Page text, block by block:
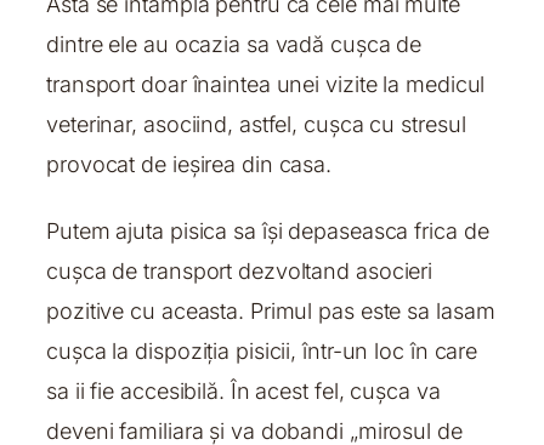
dintre ele au ocazia sa vadă cușca de
transport doar înaintea unei vizite la medicul
veterinar, asociind, astfel, cușca cu stresul
provocat de ieșirea din casa.
Putem ajuta pisica sa își depaseasca frica de
cușca de transport dezvoltand asocieri
pozitive cu aceasta. Primul pas este sa lasam
cușca la dispoziția pisicii, într-un loc în care
sa ii fie accesibilă. În acest fel, cușca va
deveni familiara și va dobandi „mirosul de